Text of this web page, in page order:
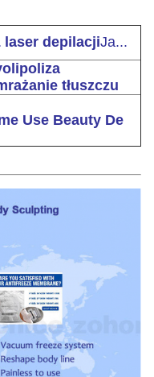
laser depilacjiJa...
tłuszczu
Use Beauty De